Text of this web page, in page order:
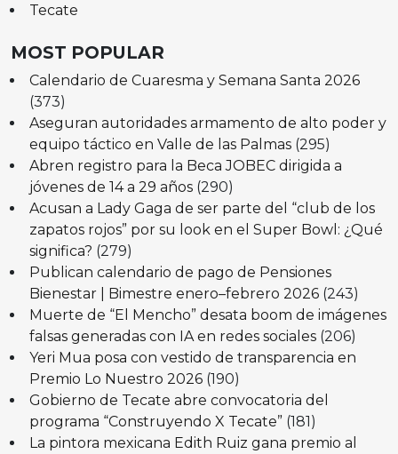
Tecate
MOST POPULAR
Calendario de Cuaresma y Semana Santa 2026
(373)
Aseguran autoridades armamento de alto poder y
equipo táctico en Valle de las Palmas (295)
Abren registro para la Beca JOBEC dirigida a
jóvenes de 14 a 29 años (290)
Acusan a Lady Gaga de ser parte del “club de los
zapatos rojos” por su look en el Super Bowl: ¿Qué
significa? (279)
Publican calendario de pago de Pensiones
Bienestar | Bimestre enero–febrero 2026 (243)
Muerte de “El Mencho” desata boom de imágenes
falsas generadas con IA en redes sociales (206)
Yeri Mua posa con vestido de transparencia en
Premio Lo Nuestro 2026 (190)
Gobierno de Tecate abre convocatoria del
programa “Construyendo X Tecate” (181)
La pintora mexicana Edith Ruiz gana premio al